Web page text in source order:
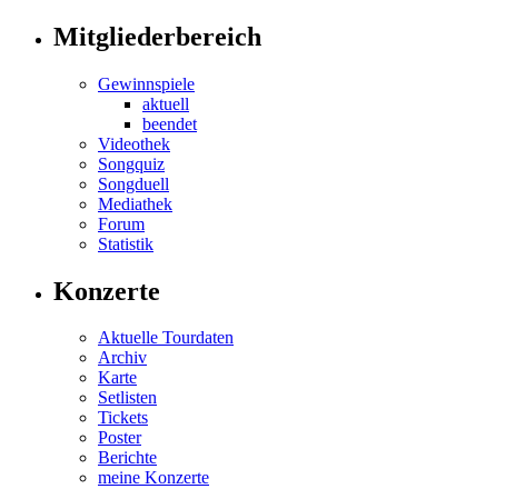
Mitgliederbereich
Gewinnspiele
aktuell
beendet
Videothek
Songquiz
Songduell
Mediathek
Forum
Statistik
Konzerte
Aktuelle Tourdaten
Archiv
Karte
Setlisten
Tickets
Poster
Berichte
meine Konzerte